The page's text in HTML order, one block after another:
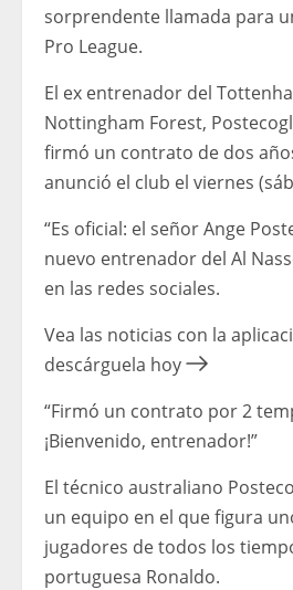
sorprendente llamada para
Pro League.
El ex entrenador del
Nottingham Forest,
firmó un contrato de dos
anunció el club el viernes
“Es oficial: el señor Ange
nuevo entrenador del Al
en las redes sociales.
Vea las noticias con la
descárguela hoy
“Firmó un contrato por 2
¡Bienvenido, entrenador!”
El técnico australiano
un equipo en el que figura
jugadores de todos los
portuguesa Ronaldo.